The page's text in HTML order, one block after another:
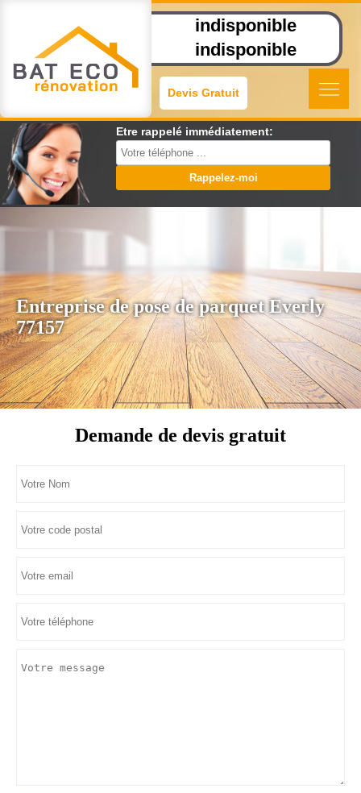
indisponible
indisponible
Devis Gratuit
Etre rappelé immédiatement:
Entreprise de pose de parquet Everly
77157
Demande de devis gratuit